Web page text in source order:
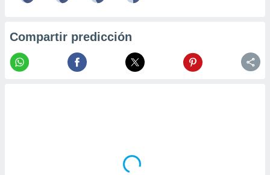
Compartir predicción